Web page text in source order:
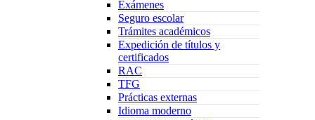
Exámenes
Seguro escolar
Trámites académicos
Expedición de títulos y
certificados
RAC
TFG
Prácticas externas
Idioma moderno